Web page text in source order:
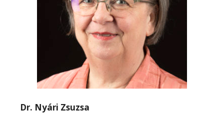
Dr. Nyári Zsuzsa